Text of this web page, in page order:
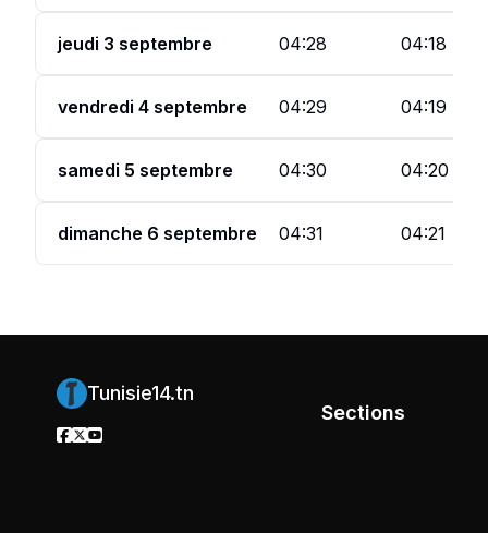
jeudi 3 septembre 04:28 04:18
vendredi 4 septembre 04:29 04:19
samedi 5 septembre 04:30 04:20
dimanche 6 septembre 04:31 04:21
Tunisie14.tn
Sections